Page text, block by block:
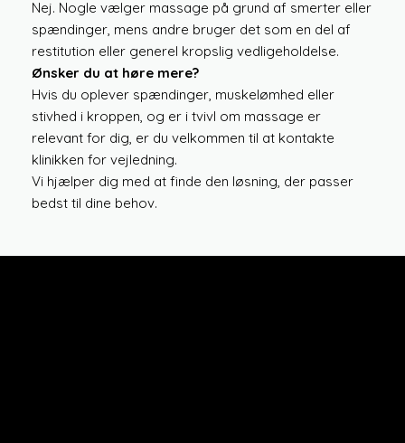
Nej. Nogle vælger massage på grund af smerter eller
spændinger, mens andre bruger det som en del af
restitution eller generel kropslig vedligeholdelse.
Ønsker du at høre mere?
Hvis du oplever spændinger, muskelømhed eller
stivhed i kroppen, og er i tvivl om massage er
relevant for dig, er du velkommen til at kontakte
klinikken for vejledning.
Vi hjælper dig med at finde den løsning, der passer
bedst til dine behov.